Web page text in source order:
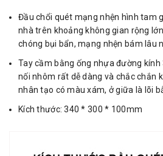
Đầu chổi quét mạng nhện hình tam
nhà trên khoảng không gian rộng
chóng bụi bẩn, mạng nhện bám lâu
Tay cầm bằng ống nhựa đường
nối nhôm rất dễ dàng và chắc chắn
nhân tạo có màu xám, ở giữa là lõi
Kích thước: 340 * 300 * 100mm